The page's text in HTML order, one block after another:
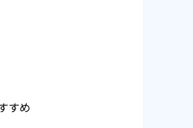
すめ